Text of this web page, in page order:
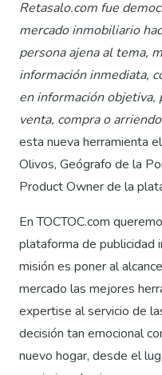
Retasalo.com fue
mercado inmobiliario
persona ajena al tema,
información inmediata,
en información objetiva,
venta, compra o arriendo
esta nueva herramienta
Olivos, Geógrafo de la
Product Owner de la
En TOCTOC.com
plataforma de publicidad
misión es poner al
mercado las mejores
expertise al servicio de
decisión tan emocional
nuevo hogar, desde el